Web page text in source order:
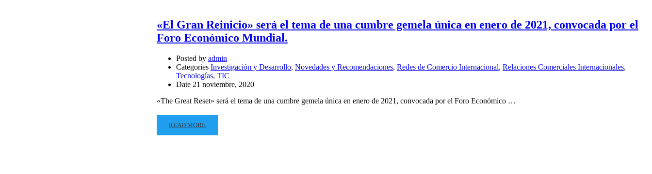
«El Gran Reinicio» será el tema de una cumbre gemela única en enero de 2021, convocada por el
Foro Económico Mundial.
Posted by admin
Categories Investigación y Desarrollo, Novedades y Recomendaciones, Redes de Comercio Internacional, Relaciones Comerciales Internacionales,
Tecnologías, TIC
Date 21 noviembre, 2020
«The Great Reset» será el tema de una cumbre gemela única en enero de 2021, convocada por el Foro Económico …
READ MORE